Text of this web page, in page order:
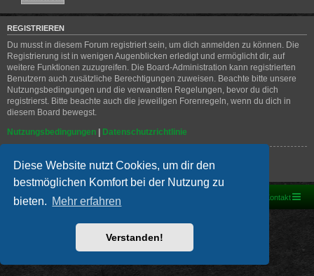
Diese Website nutzt Cookies, um dir den
bestmöglichen Komfort bei der Nutzung zu
bieten. Mehr erfahren
Verstanden!
REGISTRIEREN
Du musst in diesem Forum registriert sein, um dich anmelden zu können. Die
Registrierung ist in wenigen Augenblicken erledigt und ermöglicht dir, auf
weitere Funktionen zuzugreifen. Die Board-Administration kann registrierten
Benutzern auch zusätzliche Berechtigungen zuweisen. Beachte bitte unsere
Nutzungsbedingungen und die verwandten Regelungen, bevor du dich
registrierst. Bitte beachte auch die jeweiligen Forenregeln, wenn du dich in
diesem Board bewegst.
Nutzungsbedingungen | Datenschutzrichtlinie
Registrieren
Foren-Übersicht Kontakt